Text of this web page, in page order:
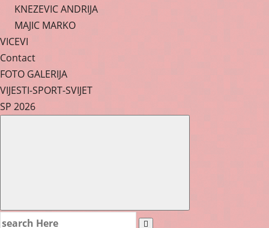
KNEZEVIC ANDRIJA
MAJIC MARKO
VICEVI
Contact
FOTO GALERIJA
VIJESTI-SPORT-SVIJET
SP 2026
Search